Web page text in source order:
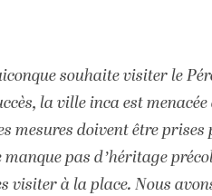
souhaite visiter le
la ville inca est
mesures doivent être
manque pas d’héritage
visiter à la place. Nous